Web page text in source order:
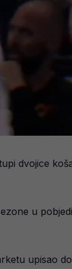
dvojice
u
upisao